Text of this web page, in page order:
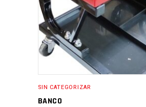
SIN CATEGORIZAR
BANCO